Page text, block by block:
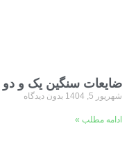
ضایعات سنگین یک و دو
شهریور 5, 1404 بدون دیدگاه
ادامه مطلب »